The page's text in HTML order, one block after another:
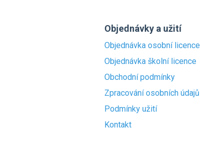
Objednávky a užití
Objednávka osobní licence
Objednávka školní licence
Obchodní podmínky
Zpracování osobních údajů
Podmínky užití
Kontakt